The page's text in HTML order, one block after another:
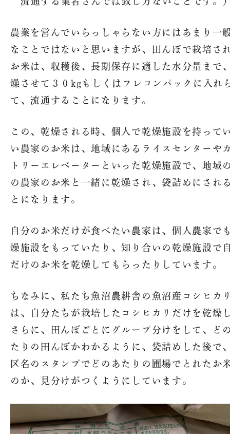
農業を営んでいらっしゃらない方にはあまり一
なことではないと思いますが、田んぼで栽培さ
お米は、収穫後、長期保存に適した水分量まで
燥させて３０kgもしくはフレコンパックに入れ
て、流通することになります。
この、乾燥される時、個人で乾燥施設を持って
い農家のお米は、地域にあるライスセンターや
トリーエレベーターといった乾燥施設で、地域
の農家のお米と一緒に乾燥され、袋詰めにされ
とになります。
自分のお米だけが食べたい農家は、個人農家で
燥施設をもっていたり、知り合いの乾燥施設で
だけのお米を乾燥してもらったりしています。
ちなみに、私たち魚沼農耕舎の魚沼産コシヒカ
は、自分たちが栽培したコシヒカリだけを乾燥
さらに、田んぼごとにグループ分けをして、ど
たりの田んぼかわかるように、袋詰めした後で
区名のスタンプでどのあたりの圃場でとれたお
のか、見分けがつくようにしています。